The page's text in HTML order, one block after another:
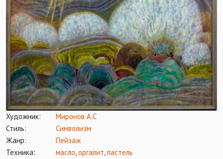
Художник:
Миронов А.С
Стиль:
Символизм
Жанр:
Пейзаж
Техника:
масло,оргалит,пастель